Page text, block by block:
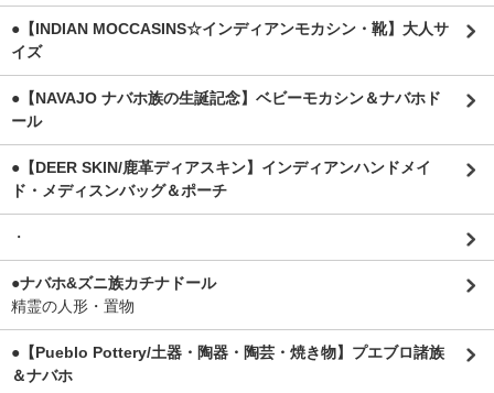
●【INDIAN MOCCASINS☆インディアンモカシン・靴】大人サ
イズ
●【NAVAJO ナバホ族の生誕記念】ベビーモカシン＆ナバホド
ール
●【DEER SKIN/鹿革ディアスキン】インディアンハンドメイ
ド・メディスンバッグ＆ポーチ
・
●ナバホ&ズニ族カチナドール
精霊の人形・置物
●【Pueblo Pottery/土器・陶器・陶芸・焼き物】プエブロ諸族
＆ナバホ